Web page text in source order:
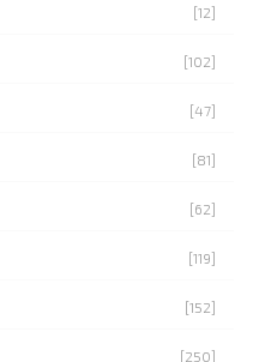
[12]
[102]
[47]
[81]
[62]
[119]
[152]
[250]